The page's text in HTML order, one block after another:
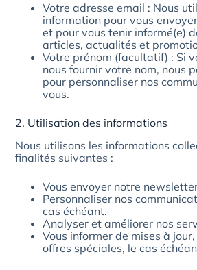
Votre adresse email : Nous
information pour vous
et pour vous tenir informé(e)
articles, actualités et
Votre prénom (facultatif) : Si
nous fournir votre nom, nous
pour personnaliser nos
vous.
2. Utilisation des informations
Nous utilisons les informations
finalités suivantes :
Vous envoyer notre
Personnaliser nos
cas échéant.
Analyser et améliorer nos
Vous informer de mises à
offres spéciales, le cas